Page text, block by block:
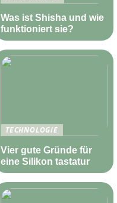
Was ist Shisha und wie
funktioniert sie?
TECHNOLOGIE
Vier gute Gründe für
eine Silikon tastatur